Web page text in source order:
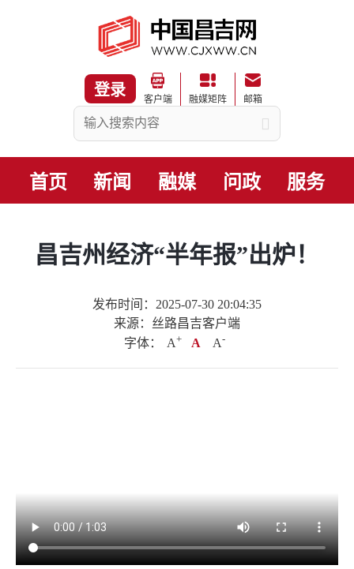
登录
客户端 融媒矩阵 邮箱
首页 新闻 融媒 问政 服务
昌吉州经济“半年报”出炉！
发布时间：2025-07-30 20:04:35
来源：丝路昌吉客户端
字体：
A+ A A-